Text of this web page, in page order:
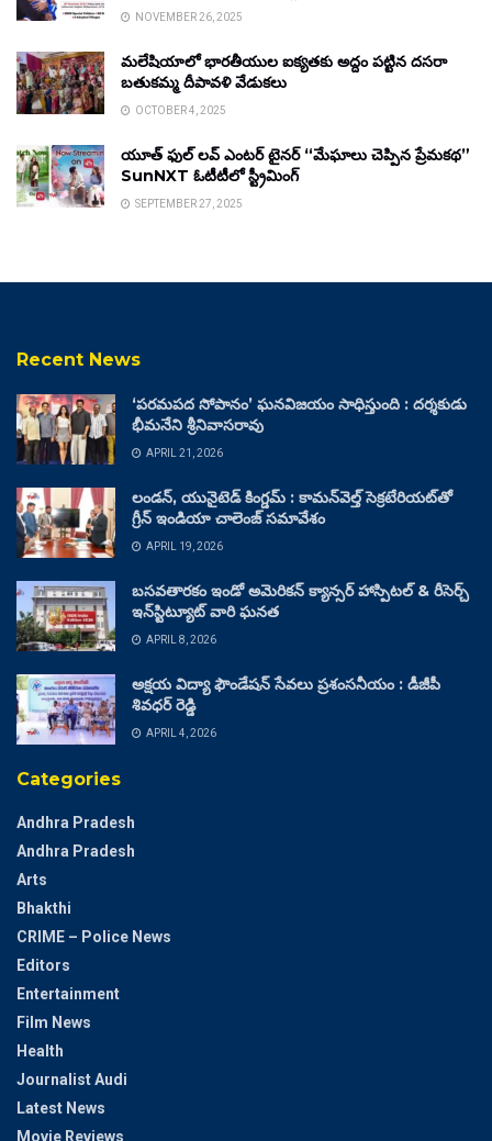
NOVEMBER 26, 2025
మలేషియాలో భారతీయుల ఐక్యతకు అద్దం పట్టిన దసరా
బతుకమ్మ దీపావళి వేడుకలు
OCTOBER 4, 2025
యూత్ ఫుల్ లవ్ ఎంటర్ టైనర్ “మేఘాలు చెప్పిన ప్రేమకథ”
SunNXT ఓటీటీలో స్ట్రీమింగ్
SEPTEMBER 27, 2025
Recent News
‘పరమపద సోపానం’ ఘనవిజయం సాధిస్తుంది : దర్శకుడు
భీమనేని శ్రీనివాసరావు
APRIL 21, 2026
లండన్, యునైటెడ్ కింగ్డమ్ : కామన్‌వెల్త్ సెక్రటేరియట్‌తో
గ్రీన్ ఇండియా చాలెంజ్ సమావేశం
APRIL 19, 2026
బసవతారకం ఇండో అమెరికన్ క్యాన్సర్ హాస్పిటల్ & రీసెర్చ్
ఇన్‌స్టిట్యూట్ వారి ఘనత
APRIL 8, 2026
అక్షయ విద్యా ఫౌండేషన్ సేవలు ప్రశంసనీయం : డీజీపీ
శివధర్ రెడ్డి
APRIL 4, 2026
Categories
Andhra Pradesh
Andhra Pradesh
Arts
Bhakthi
CRIME – Police News
Editors
Entertainment
Film News
Health
Journalist Audi
Latest News
Movie Reviews